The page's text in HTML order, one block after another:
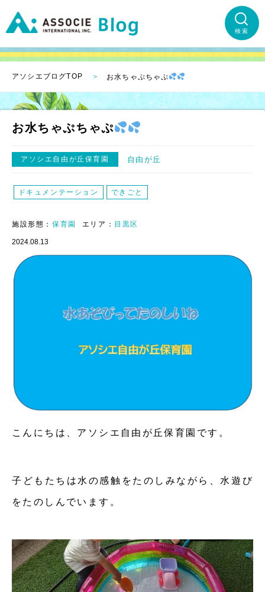
検索
アソシエブログTOP お水ちゃぷちゃぷ
お水ちゃぷちゃぷ
アソシエ自由が丘保育園 自由が丘
ドキュメンテーション できごと
施設形態： 保育園 エリア： 目黒区
2024.08.13
こんにちは、アソシエ自由が丘保育園です。
子どもたちは水の感触をたのしみながら、水遊び
をたのしんでいます。